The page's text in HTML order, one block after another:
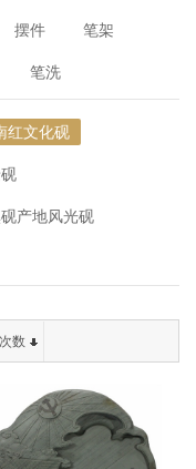
摆件 笔架
笔洗
红文化砚
产地风光砚
数